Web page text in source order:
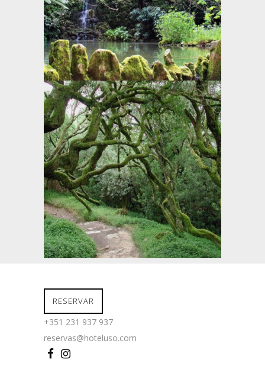
RESERVAR
+351 231 937 937
reservas@hoteluso.com